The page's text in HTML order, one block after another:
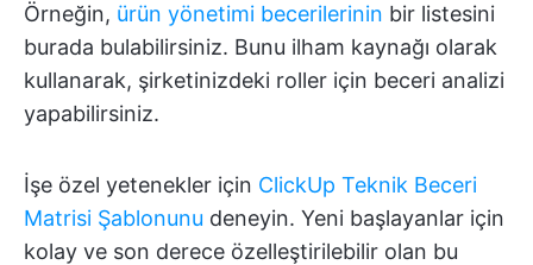
Örneğin, ürün yönetimi becerilerinin bir listesini
burada bulabilirsiniz. Bunu ilham kaynağı olarak
kullanarak, şirketinizdeki roller için beceri analizi
yapabilirsiniz.
İşe özel yetenekler için ClickUp Teknik Beceri
Matrisi Şablonunu deneyin. Yeni başlayanlar için
kolay ve son derece özelleştirilebilir olan bu